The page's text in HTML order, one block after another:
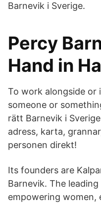
Barnevik i Sverige.
Percy
Hand in
To work alongside
someone or
rätt Barnevik i
adress, karta,
personen direkt!
Its founders are
Barnevik. The
empowering women,